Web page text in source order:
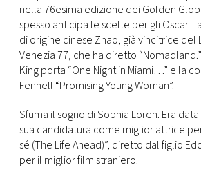
CONSIGLIA
nella 76esima edizione dei Golden
spesso anticipa le scelte per gli Oscar.
di origine cinese Zhao, già vincitrice del
Venezia 77, che ha diretto
King porta “One Night in Miami…” e la
Fennell “Promising Young Woman”.
Sfuma il sogno di Sophia Loren. Era
sua candidatura come miglior attrice
sé (The Life Ahead)”, diretto dal figlio
per il miglior film straniero.